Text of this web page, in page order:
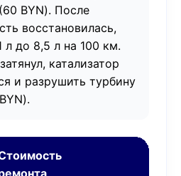
BYN). После
восстановилась,
л до 8,5 л на 100 км.
катализатор
и разрушить турбину